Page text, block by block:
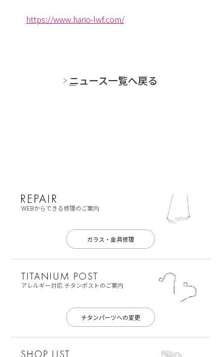
https://www.hario-lwf.com/
ニュース一覧へ戻る
WEBからできる修理のご案内
ガラス・金具修理
アレルギー対応チタンポストのご案内
チタンパーツへの変更